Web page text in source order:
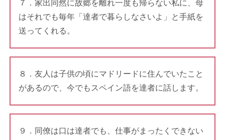
７．家出同然に故郷を離れ一度も帰らない私に、母
はそれでも毎年「達者で暮らしなさいよ」と手紙を
送ってくれる。
８．友人は子供の頃にマドリードに住んでいたこと
があるので、今でもスペイン語を達者に話します。
９．同僚は口は達者でも、仕事がまったくできない